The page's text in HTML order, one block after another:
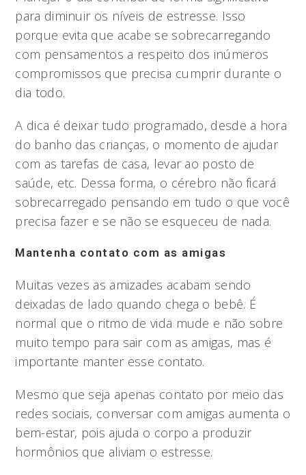
para diminuir os níveis de estresse. Isso
porque evita que acabe se sobrecarregando
com pensamentos a respeito dos inúmeros
compromissos que precisa cumprir durante o
dia todo.
A dica é deixar tudo programado, desde a hora
do banho das crianças, o momento de ajudar
com as tarefas de casa, levar ao posto de
saúde, etc. Dessa forma, o cérebro não ficará
sobrecarregado pensando em tudo o que você
precisa fazer e se não se esqueceu de nada.
Mantenha contato com as amigas
Muitas vezes as amizades acabam sendo
deixadas de lado quando chega o bebê. É
normal que o ritmo de vida mude e não sobre
muito tempo para sair com as amigas, mas é
importante manter esse contato.
Mesmo que seja apenas contato por meio das
redes sociais, conversar com amigas aumenta o
bem-estar, pois ajuda o corpo a produzir
hormônios que aliviam o estresse.